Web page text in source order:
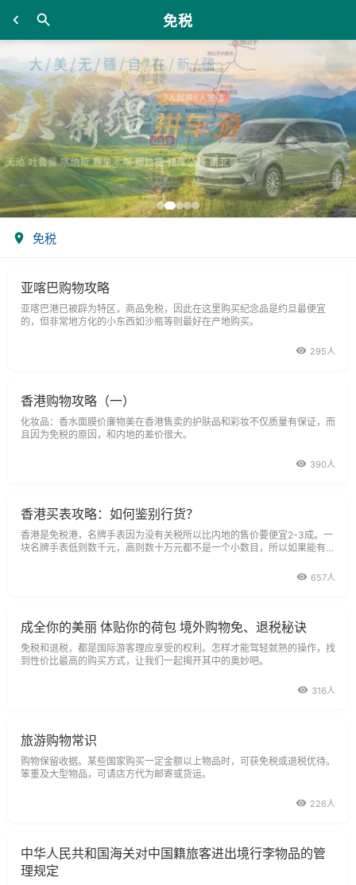
免税
免税
亚喀巴购物攻略
亚喀巴港已被辟为特区，商品免税，因此在这里购买纪念品是约旦最便宜
的，但非常地方化的小东西如沙瓶等则最好在产地购买。
295人
香港购物攻略（一）
化妆品：香水面膜价廉物美在香港售卖的护肤品和彩妆不仅质量有保证，而
且因为免税的原因，和内地的差价很大。
390人
香港买表攻略：如何鉴别行货？
香港是免税港，名牌手表因为没有关税所以比内地的售价要便宜2-3成。一
块名牌手表低则数千元，高则数十万元都不是一个小数目，所以如果能有一
657人
成全你的美丽 体贴你的荷包 境外购物免、退税秘诀
免税和退税，都是国际游客理应享受的权利。怎样才能驾轻就熟的操作，找
到性价比最高的购买方式，让我们一起揭开其中的奥妙吧。
316人
旅游购物常识
购物保留收据。某些国家购买一定金额以上物品时，可获免税或退税优待。
笨重及大型物品，可请店方代为邮寄或货运。
226人
中华人民共和国海关对中国籍旅客进出境行李物品的管
理规定